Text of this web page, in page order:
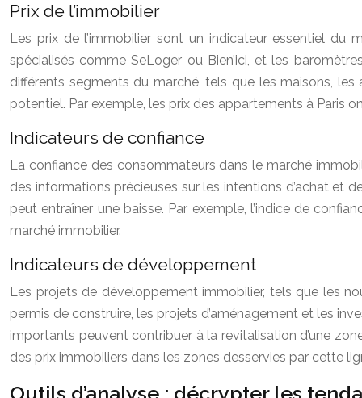
Prix de l’immobilier
Les prix de l’immobilier sont un indicateur essentiel du
spécialisés comme SeLoger ou Bien’ici, et les
différents segments du marché, tels que les maisons,
potentiel. Par exemple, les prix des appartements à Paris
Indicateurs de confiance
La confiance des consommateurs dans le marché
des informations précieuses sur les intentions d’achat et
peut entraîner une baisse. Par exemple, l’indice de
marché immobilier.
Indicateurs de développement
Les projets de développement immobilier, tels que les
permis de construire, les projets d’aménagement et les
importants peuvent contribuer à la revitalisation d’une
des prix immobiliers dans les zones desservies par cette
Outils d’analyse : décrypter les